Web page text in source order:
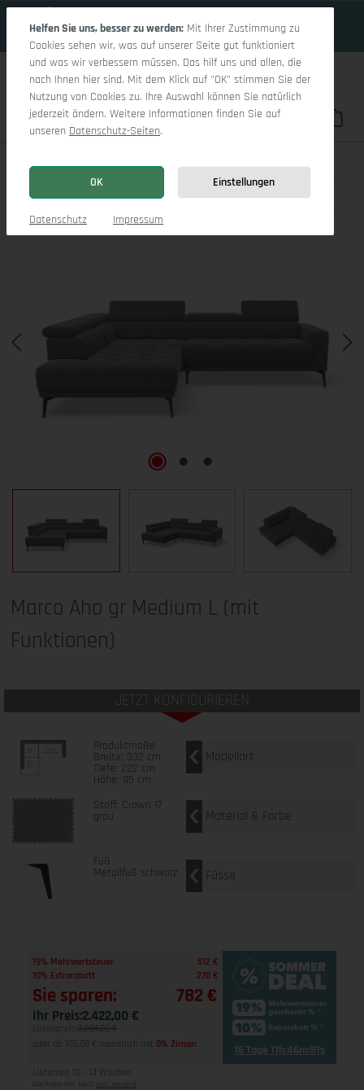
Du hast 0
Marco Aho gr Medium L (mit Funktionen)
Bildergalerie überspringen
Marco Aho gr Medium L (mit
Funktionen)
JETZT KONFIGURIEREN
Produktmaße
Breite: 332 cm
Tiefe: 222 cm
Höhe: 95 cm
Modellart
Stoff: Crown 17
grau Material & Farbe
Fuß
Metallfuß schwarz Füsse
19% Mehrwertsteuer
512 €
10% Extrarabatt
270 €
Sie sparen: 782 €
Ihr Preis:2.422,00 €
Listenpreis: 3.204,00 €
oder ab 105,08 € monatlich mit 0% Zinsen 16 Tage 11h:46m:50s
Lieferzeit 10 - 14 Wochen
Alle Preise inkl. MwSt zzgl. Versand
Helfen Sie uns, besser zu werden: Mit Ihrer Zustimmung zu
Cookies sehen wir, was auf unserer Seite gut funktioniert
und was wir verbessern müssen. Das hilf uns und allen, die
nach Ihnen hier sind. Mit dem Klick auf "OK" stimmen Sie der
Nutzung von Cookies zu. Ihre Auswahl können Sie natürlich
jederzeit ändern. Weitere Informationen finden Sie auf
unseren Datenschutz-Seiten.
OK Einstellungen
Datenschutz Impressum